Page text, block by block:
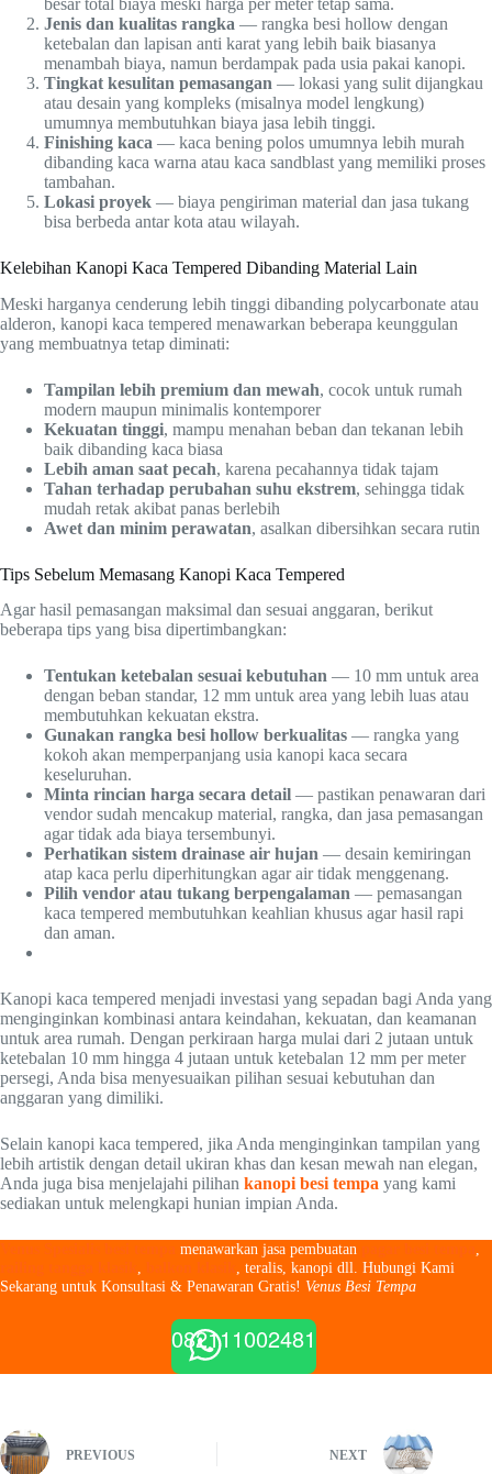
Jenis dan kualitas rangka — rangka besi hollow dengan
ketebalan dan lapisan anti karat yang lebih baik biasanya
menambah biaya, namun berdampak pada usia pakai kanopi.
Tingkat kesulitan pemasangan — lokasi yang sulit dijangkau
atau desain yang kompleks (misalnya model lengkung)
umumnya membutuhkan biaya jasa lebih tinggi.
Finishing kaca — kaca bening polos umumnya lebih murah
dibanding kaca warna atau kaca sandblast yang memiliki proses
tambahan.
Lokasi proyek — biaya pengiriman material dan jasa tukang
bisa berbeda antar kota atau wilayah.
Kelebihan Kanopi Kaca Tempered Dibanding Material Lain
Meski harganya cenderung lebih tinggi dibanding polycarbonate atau
alderon, kanopi kaca tempered menawarkan beberapa keunggulan
yang membuatnya tetap diminati:
Tampilan lebih premium dan mewah, cocok untuk rumah
modern maupun minimalis kontemporer
Kekuatan tinggi, mampu menahan beban dan tekanan lebih
baik dibanding kaca biasa
Lebih aman saat pecah, karena pecahannya tidak tajam
Tahan terhadap perubahan suhu ekstrem, sehingga tidak
mudah retak akibat panas berlebih
Awet dan minim perawatan, asalkan dibersihkan secara rutin
Tips Sebelum Memasang Kanopi Kaca Tempered
Agar hasil pemasangan maksimal dan sesuai anggaran, berikut
beberapa tips yang bisa dipertimbangkan:
Tentukan ketebalan sesuai kebutuhan — 10 mm untuk area
dengan beban standar, 12 mm untuk area yang lebih luas atau
membutuhkan kekuatan ekstra.
Gunakan rangka besi hollow berkualitas — rangka yang
kokoh akan memperpanjang usia kanopi kaca secara
keseluruhan.
Minta rincian harga secara detail — pastikan penawaran dari
vendor sudah mencakup material, rangka, dan jasa pemasangan
agar tidak ada biaya tersembunyi.
Perhatikan sistem drainase air hujan — desain kemiringan
atap kaca perlu diperhitungkan agar air tidak menggenang.
Pilih vendor atau tukang berpengalaman — pemasangan
kaca tempered membutuhkan keahlian khusus agar hasil rapi
dan aman.
Kanopi kaca tempered menjadi investasi yang sepadan bagi Anda yang
menginginkan kombinasi antara keindahan, kekuatan, dan keamanan
untuk area rumah. Dengan perkiraan harga mulai dari 2 jutaan untuk
ketebalan 10 mm hingga 4 jutaan untuk ketebalan 12 mm per meter
persegi, Anda bisa menyesuaikan pilihan sesuai kebutuhan dan
anggaran yang dimiliki.
Selain kanopi kaca tempered, jika Anda menginginkan tampilan yang
lebih artistik dengan detail ukiran khas dan kesan mewah nan elegan,
Anda juga bisa menjelajahi pilihan kanopi besi tempa yang kami
sediakan untuk melengkapi hunian impian Anda.
menawarkan jasa pembuatan
,
,
, teralis, kanopi dll. Hubungi Kami
Sekarang untuk Konsultasi & Penawaran Gratis! Venus Besi Tempa
082111002481
PREVIOUS NEXT